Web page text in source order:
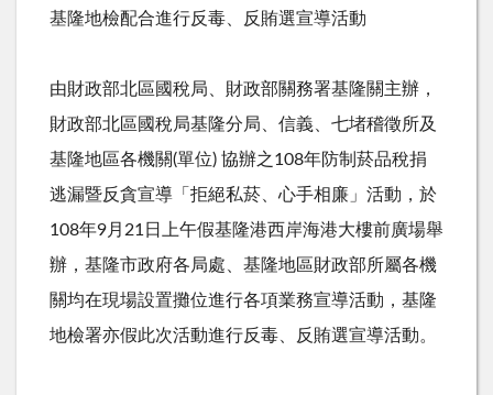
基隆地檢配合進行反毒、反賄選宣導活動
由財政部北區國稅局、財政部關務署基隆關主辦，
財政部北區國稅局基隆分局、信義、七堵稽徵所及
基隆地區各機關(單位) 協辦之108年防制菸品稅捐
逃漏暨反貪宣導「拒絕私菸、心手相廉」活動，於
108年9月21日上午假基隆港西岸海港大樓前廣場舉
辦，基隆市政府各局處、基隆地區財政部所屬各機
關均在現場設置攤位進行各項業務宣導活動，基隆
地檢署亦假此次活動進行反毒、反賄選宣導活動。